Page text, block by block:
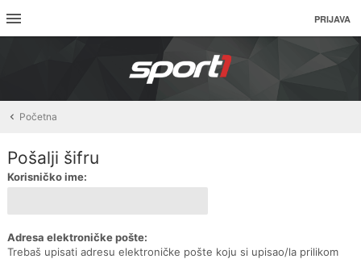
PRIJAVA
Početna
Pošalji šifru
Korisničko ime:
Adresa elektroničke pošte:
Trebaš upisati adresu elektroničke pošte koju si upisao/la prilikom